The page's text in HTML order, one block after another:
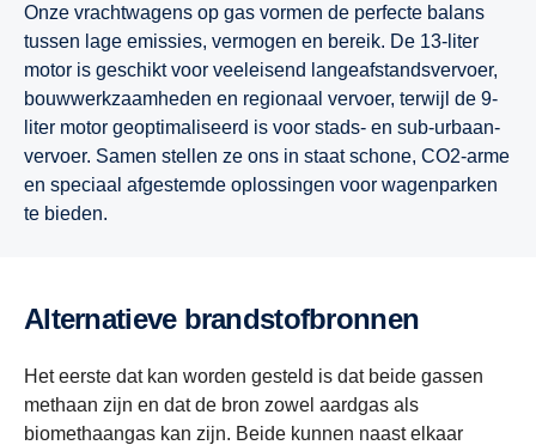
Onze vrachtwagens op gas vormen de perfecte balans
tussen lage emissies, vermogen en bereik. De 13-liter
motor is geschikt voor veeleisend langeafstandsvervoer,
bouwwerkzaamheden en regionaal vervoer, terwijl de 9-
liter motor geoptimaliseerd is voor stads- en sub-urbaan-
vervoer. Samen stellen ze ons in staat schone, CO2-arme
en speciaal afgestemde oplossingen voor wagenparken
te bieden.
Alternatieve brandstofbronnen
Het eerste dat kan worden gesteld is dat beide gassen
methaan zijn en dat de bron zowel aardgas als
biomethaangas kan zijn. Beide kunnen naast elkaar